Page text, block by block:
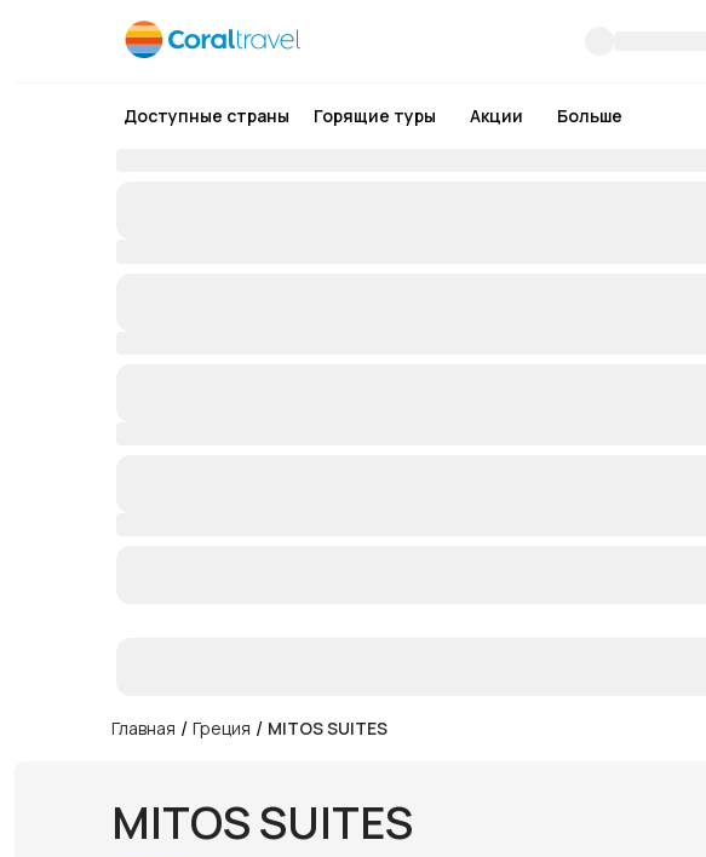
Доступные страны Горящие туры Акции Больше
Главная / Греция / MITOS SUITES
MITOS SUITES